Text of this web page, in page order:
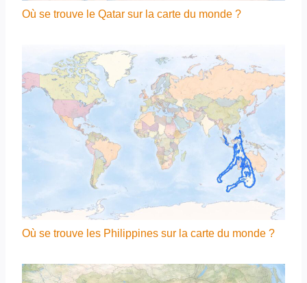
Où se trouve le Qatar sur la carte du monde ?
Où se trouve les Philippines sur la carte du monde ?